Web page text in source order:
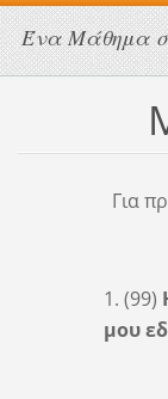
Ένα Μάθημα
Για
1. (99)
μου